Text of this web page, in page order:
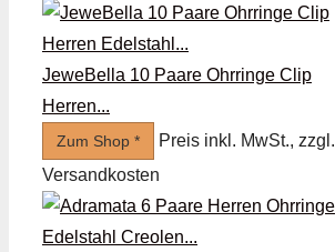
JeweBella 10 Paare Ohrringe Clip
Herren...
Zum Shop *
Preis inkl. MwSt., zzgl.
Versandkosten